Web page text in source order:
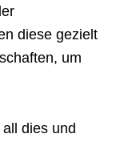
diese gezielt
um
all dies und